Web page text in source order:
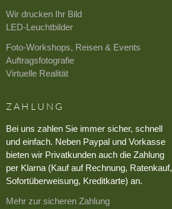
Wir drucken Ihr Bild
LED-Leuchtbilder
Foto-Workshops, Reisen & Events
Auftragsfotografie
Virtuelle Realität
ZAHLUNG
Bei uns zahlen Sie immer sicher, schnell
und einfach. Neben Paypal und Vorkasse
bieten wir Privatkunden auch die Zahlung
per Klarna (Kauf auf Rechnung, Ratenkauf,
Sofortüberweisung, Kreditkarte) an.
Mehr zur sicheren Zahlung